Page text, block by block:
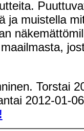
ja muistella
Torstai
2012-01-